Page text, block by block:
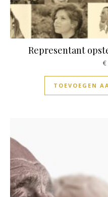
Representant
€
TOEVOEGEN